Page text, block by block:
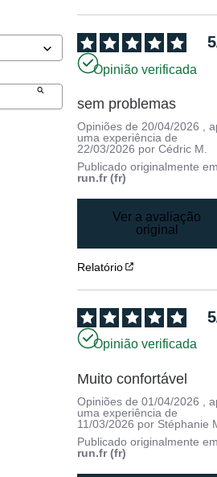
5
Opinião verificada
sem problemas
Opiniões de20/04/2026 ,
uma experiência de
22/03/2026 porCédric M.
Publicado originalmente
run.fr (fr)
Ver a avaliação
original
Relatório
5
Opinião verificada
Muito confortável
Opiniões de01/04/2026
,
uma experiência de
11/03/2026 por Stéphanie
Publicado originalmente
run.fr (fr)